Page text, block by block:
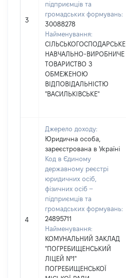
3
підприємців та
громадських формувань:
30088278
Найменування:
СІЛЬСЬКОГОСПОДАРСЬКЕ
НАВЧАЛЬНО-ВИРОБНИЧЕ
ТОВАРИСТВО З
ОБМЕЖЕНОЮ
ВІДПОВІДАЛЬНІСТЮ
"ВАСИЛЬКІВСЬКЕ"
4
Джерело доходу:
Юридична особа,
зареєстрована в Україні
Код в Єдиному
державному реєстрі
юридичних осіб,
фізичних осіб –
підприємців та
громадських формувань:
24895711
Найменування:
КОМУНАЛЬНИЙ ЗАКЛАД
"ПОГРЕБИЩЕНСЬКИЙ
ЛІЦЕЙ №1"
ПОГРЕБИЩЕНСЬКОЇ